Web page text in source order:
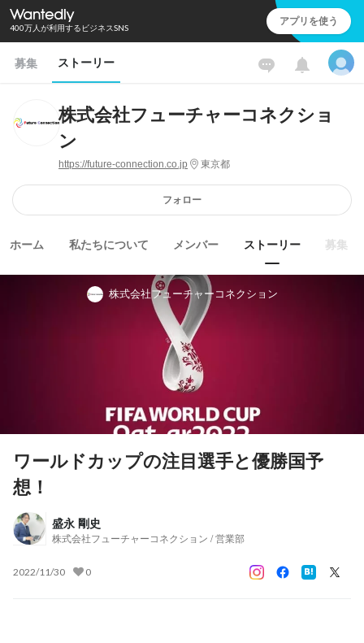
400万人が利用するビジネスSNS アプリを使う
募集 ストーリー
株式会社フューチャーコネクショ
ン
https://future-connection.co.jp 東京都
フォロー
ホーム 私たちについて メンバー ストーリー 募集
株式会社フューチャーコネクション
ワールドカップの注目選手と優勝国予
想！
盛永 剛史
株式会社フューチャーコネクション / 営業部
2022/11/30 0